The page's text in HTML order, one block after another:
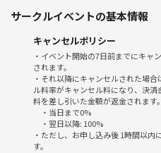
下記の行為はご遠慮ください。
・過度なナンパ行為や迷惑行為
・開催内容や風景写真、動画の
サークルやイベントの輪を乱す行
ただけない方や運営側が参加者
は、参加をお断りする場合がござい
チバちゃんで新しい飲み仲間たち
サークルイベントの基本情報
キャンセルポリシー
・イベント開始の7日前までにキャ
されます。
・それ以降にキャンセルされた場
ル料率がキャンセル料になり、決
料を差し引いた金額が返金されます。
・当日まで0%
・翌日以降: 100%
・ただし、お申し込み後 1時間以
す。